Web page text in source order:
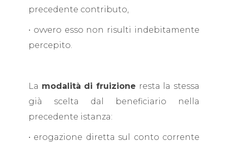
precedente contributo,
• ovvero esso non risulti indebitamente
percepito.
La modalità di fruizione resta la stessa
già scelta dal beneficiario nella
precedente istanza:
• erogazione diretta sul conto corrente